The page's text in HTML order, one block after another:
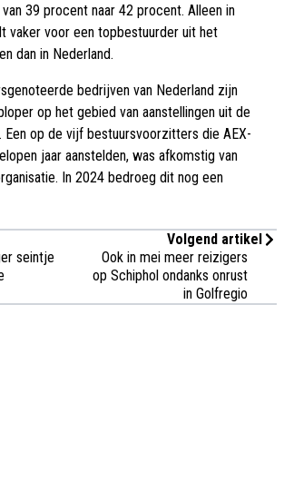
39 procent naar 42 procent. Alleen in
vaker voor een topbestuurder uit het
dan in Nederland.
bedrijven van Nederland zijn
op het gebied van aanstellingen uit de
Een op de vijf bestuursvoorzitters die AEX-
jaar aanstelden, was afkomstig van
In 2024 bedroeg dit nog een
seintje
Volgend artikel
Ook in mei meer reizigers
op Schiphol ondanks onrust
in Golfregio